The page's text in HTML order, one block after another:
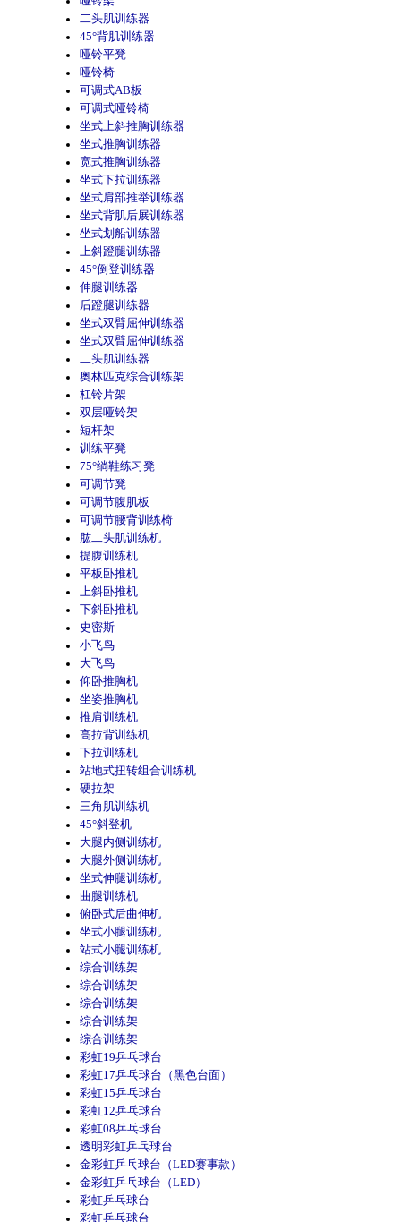
二头肌训练器
45°背肌训练器
哑铃平凳
哑铃椅
可调式AB板
可调式哑铃椅
坐式上斜推胸训练器
坐式推胸训练器
宽式推胸训练器
坐式下拉训练器
坐式肩部推举训练器
坐式背肌后展训练器
坐式划船训练器
上斜蹬腿训练器
45°倒登训练器
伸腿训练器
后蹬腿训练器
坐式双臂屈伸训练器
坐式双臂屈伸训练器
二头肌训练器
奥林匹克综合训练架
杠铃片架
双层哑铃架
短杆架
训练平凳
75°绱鞋练习凳
可调节凳
可调节腹肌板
可调节腰背训练椅
肱二头肌训练机
提腹训练机
平板卧推机
上斜卧推机
下斜卧推机
史密斯
小飞鸟
大飞鸟
仰卧推胸机
坐姿推胸机
推肩训练机
高拉背训练机
下拉训练机
站地式扭转组合训练机
硬拉架
三角肌训练机
45°斜登机
大腿内侧训练机
大腿外侧训练机
坐式伸腿训练机
曲腿训练机
俯卧式后曲伸机
坐式小腿训练机
站式小腿训练机
综合训练架
综合训练架
综合训练架
综合训练架
综合训练架
彩虹19乒乓球台
彩虹17乒乓球台（黑色台面）
彩虹15乒乓球台
彩虹12乒乓球台
彩虹08乒乓球台
透明彩虹乒乓球台
金彩虹乒乓球台（LED赛事款）
金彩虹乒乓球台（LED）
彩虹乒乓球台
彩虹乒乓球台